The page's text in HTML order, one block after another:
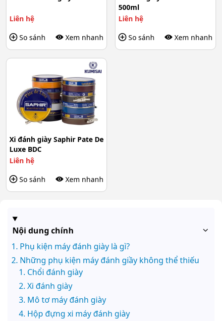
Liên hệ
So sánh
Xem nhanh
500ml
Liên hệ
So sánh
Xem nhanh
Xi đánh giày Saphir Pate De
Luxe BDC
Liên hệ
So sánh
Xem nhanh
Nội dung chính
Phụ kiện máy đánh giày là gì?
Những phụ kiện máy đánh giầy không thể thiếu
Chổi đánh giày
Xi đánh giày
Mô tơ máy đánh giày
Hộp đựng xi máy đánh giày